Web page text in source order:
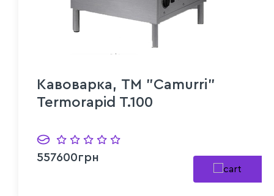
Кавоварка, TM "Camurri"
Termorapid T.100
557600грн